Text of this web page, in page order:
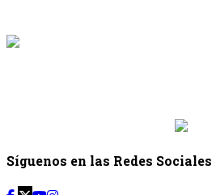
Síguenos en las Redes Sociales